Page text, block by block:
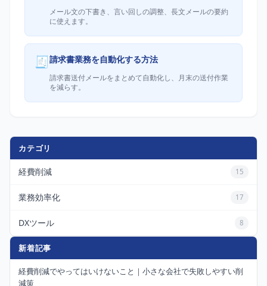
メール文の下書き、言い回しの調整、長文メールの要約
に使えます。
🧾請求書業務を自動化する方法
請求書送付メールをまとめて自動化し、月末の送付作業
を減らす。
カテゴリ
経費削減 15
業務効率化 17
DXツール 8
新着記事
経費削減でやってはいけないこと｜小さな会社で失敗しやすい削
減策